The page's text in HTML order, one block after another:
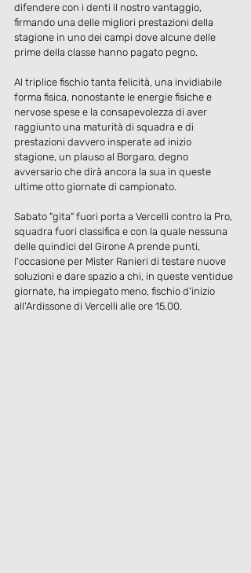
difendere con i denti il nostro vantaggio,
firmando una delle migliori prestazioni della
stagione in uno dei campi dove alcune delle
prime della classe hanno pagato pegno.
Al triplice fischio tanta felicità, una invidiabile
forma fisica, nonostante le energie fisiche e
nervose spese e la consapevolezza di aver
raggiunto una maturità di squadra e di
prestazioni davvero insperate ad inizio
stagione, un plauso al Borgaro, degno
avversario che dirà ancora la sua in queste
ultime otto giornate di campionato.
Sabato "gita" fuori porta a Vercelli contro la Pro,
squadra fuori classifica e con la quale nessuna
delle quindici del Girone A prende punti,
l'occasione per Mister Ranieri di testare nuove
soluzioni e dare spazio a chi, in queste ventidue
giornate, ha impiegato meno, fischio d'inizio
all'Ardissone di Vercelli alle ore 15.00.